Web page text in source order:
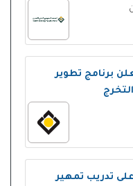
برنامج تطوير
تدريب تمهير